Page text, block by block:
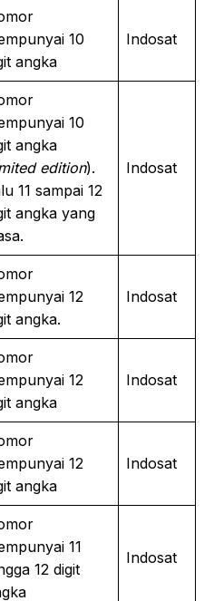
10
angka
Indosat
10
angka
edition).
11 sampai 12
angka yang
Indosat
12
angka.
Indosat
12
angka
Indosat
12
angka
Indosat
11
12 digit
Indosat